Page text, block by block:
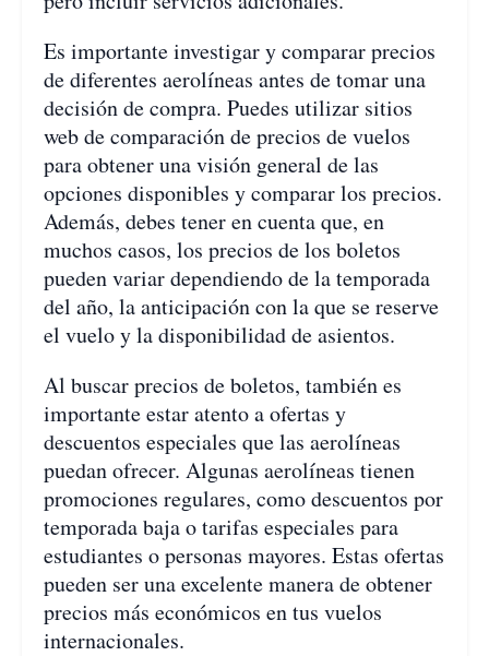
Es importante investigar y comparar precios
de diferentes aerolíneas antes de tomar una
decisión de compra. Puedes utilizar sitios
web de comparación de precios de vuelos
para obtener una visión general de las
opciones disponibles y comparar los precios.
Además, debes tener en cuenta que, en
muchos casos, los precios de los boletos
pueden variar dependiendo de la temporada
del año, la anticipación con la que se reserve
el vuelo y la disponibilidad de asientos.
Al buscar precios de boletos, también es
importante estar atento a ofertas y
descuentos especiales que las aerolíneas
puedan ofrecer. Algunas aerolíneas tienen
promociones regulares, como descuentos por
temporada baja o tarifas especiales para
estudiantes o personas mayores. Estas ofertas
pueden ser una excelente manera de obtener
precios más económicos en tus vuelos
internacionales.